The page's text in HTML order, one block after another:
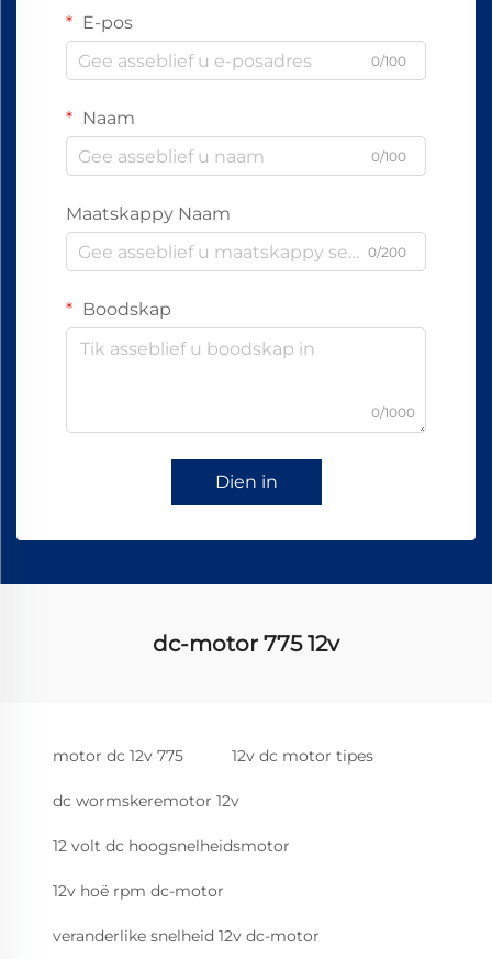
E-pos
0/100
Naam
0/100
Maatskappy Naam
0/200
Boodskap
0/1000
Dien in
dc-motor 775 12v
motor dc 12v 775 12v dc motor tipes
dc wormskeremotor 12v
12 volt dc hoogsnelheidsmotor
12v hoë rpm dc-motor
veranderlike snelheid 12v dc-motor